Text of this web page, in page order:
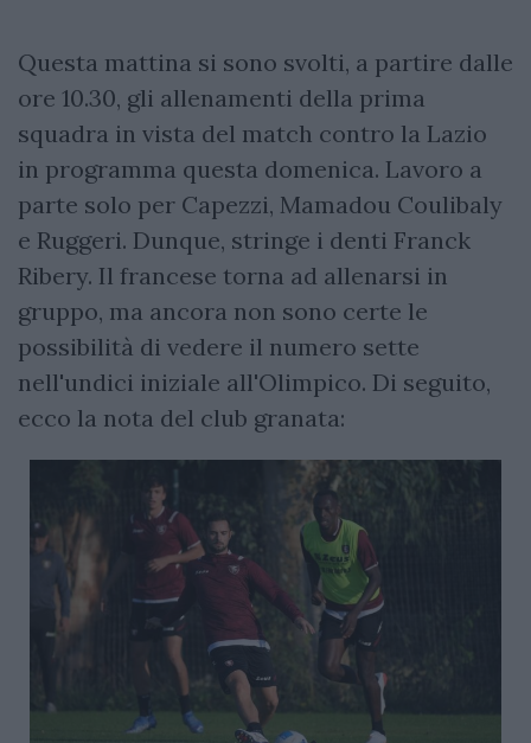
Questa mattina si sono svolti, a partire dalle
ore 10.30, gli allenamenti della prima
squadra in vista del match contro la Lazio
in programma questa domenica. Lavoro a
parte solo per Capezzi, Mamadou Coulibaly
e Ruggeri. Dunque, stringe i denti Franck
Ribery. Il francese torna ad allenarsi in
gruppo, ma ancora non sono certe le
possibilità di vedere il numero sette
nell'undici iniziale all'Olimpico. Di seguito,
ecco la nota del club granata: